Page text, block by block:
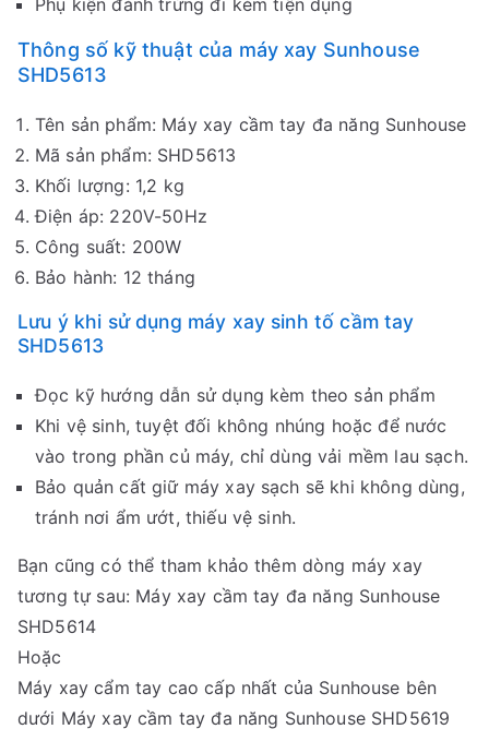
Thông số kỹ thuật của máy xay Sunhouse
SHD5613
Tên sản phẩm: Máy xay cầm tay đa năng Sunhouse
Mã sản phẩm: SHD5613
Khối lượng: 1,2 kg
Điện áp: 220V-50Hz
Công suất: 200W
Bảo hành: 12 tháng
Lưu ý khi sử dụng máy xay sinh tố cầm tay
SHD5613
Đọc kỹ hướng dẫn sử dụng kèm theo sản phẩm
Khi vệ sinh, tuyệt đối không nhúng hoặc để nước
vào trong phần củ máy, chỉ dùng vải mềm lau sạch.
Bảo quản cất giữ máy xay sạch sẽ khi không dùng,
tránh nơi ẩm ướt, thiếu vệ sinh.
Bạn cũng có thể tham khảo thêm dòng máy xay
tương tự sau: Máy xay cầm tay đa năng Sunhouse
SHD5614
Hoặc
Máy xay cẩm tay cao cấp nhất của Sunhouse bên
dưới Máy xay cầm tay đa năng Sunhouse SHD5619